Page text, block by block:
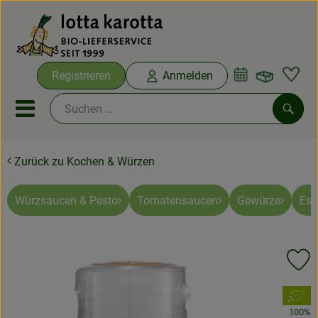
Registrieren Anmelden
Mobiles Menu öffnen oder
Ökokisten
Bio-Kochboxen
Saisonthemen
Zurück zu Kochen & Würzen
Würzsaucen & Pesto Tomatensaucen Gewürze
, Verband:
100%